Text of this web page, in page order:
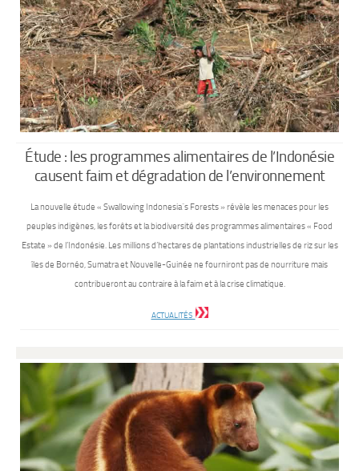
Étude : les programmes alimentaires de l’Indonésie
causent faim et dégradation de l’environnement
La nouvelle étude « Swallowing Indonesia´s Forests » révèle les menaces pour les
peuples indigènes, les forêts et la biodiversité des programmes alimentaires « Food
Estate » de l’Indonésie. Les millions d’hectares de plantations industrielles de riz sur les
îles de Bornéo, Sumatra et Nouvelle-Guinée ne fourniront pas de nourriture mais
contribueront au contraire à la faim et à la crise climatique.
ACTUALITÉS